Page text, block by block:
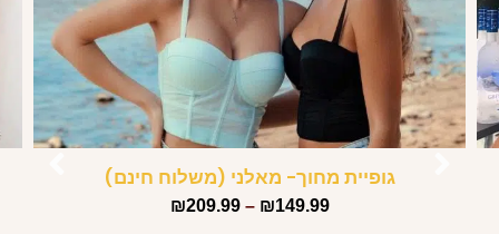
גופיית מחוך- מאלני (משלוח חינם)
₪149.99
–
₪209.99